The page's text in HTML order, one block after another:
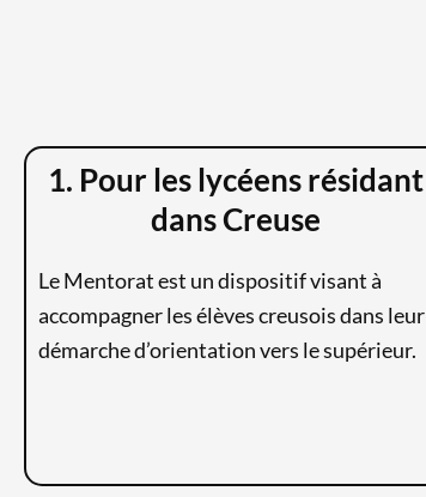
1. Pour les lycéensrésidant
dans Creuse
Le Mentorat est un dispositif visant à
accompagner les élèves creusois dans leur
démarche d’orientation vers le supérieur.